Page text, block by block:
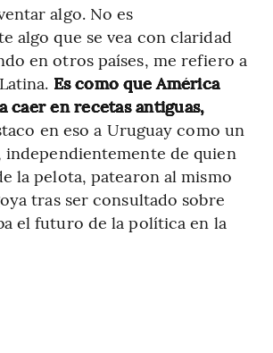
algo. No es
algo que se vea con claridad
en otros países, me refiero a
Es como que América
caer en recetas antiguas,
en eso a Uruguay como un
independientemente de quien
la pelota, patearon al mismo
tras ser consultado sobre
el futuro de la política en la